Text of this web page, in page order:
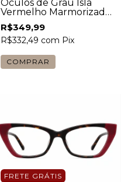
Óculos de Grau Isla
Vermelho Marmorizado
Feminino
R$349,99
R$332,49 com Pix
FRETE GRÁTIS